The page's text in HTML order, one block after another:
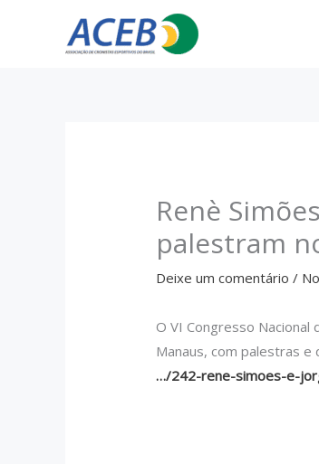
Renè
palestram
Deixe um comentário /
O VI Congresso
Manaus, com palestras
…/242-rene-simoes-e-